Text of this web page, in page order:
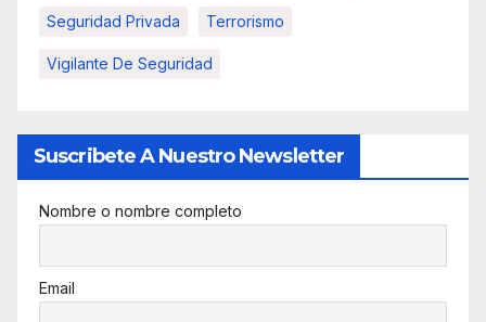
Seguridad Privada Terrorismo
Vigilante De Seguridad
Suscribete A Nuestro Newsletter
Nombre o nombre completo
Email